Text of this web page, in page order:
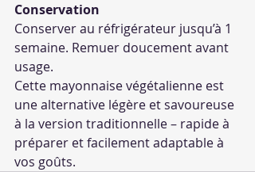
Conservation
Conserver au réfrigérateur jusqu’à 1
semaine. Remuer doucement avant
usage.
Cette mayonnaise végétalienne est
une alternative légère et savoureuse
à la version traditionnelle – rapide à
préparer et facilement adaptable à
vos goûts.